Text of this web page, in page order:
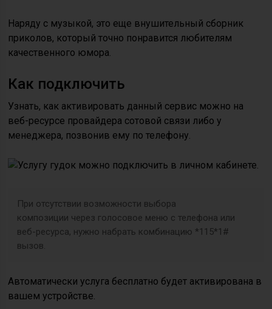
Наряду с музыкой, это еще внушительный сборник
приколов, который точно понравится любителям
качественного юмора.
Как подключить
Узнать, как активировать данный сервис можно на
веб-ресурсе провайдера сотовой связи либо у
менеджера, позвонив ему по телефону.
При отсутствии возможности выбора
композиции через голосовое меню с телефона или
веб-ресурса, нужно набрать комбинацию *115*1#
вызов.
Автоматически услуга бесплатно будет активирована в
вашем устройстве.